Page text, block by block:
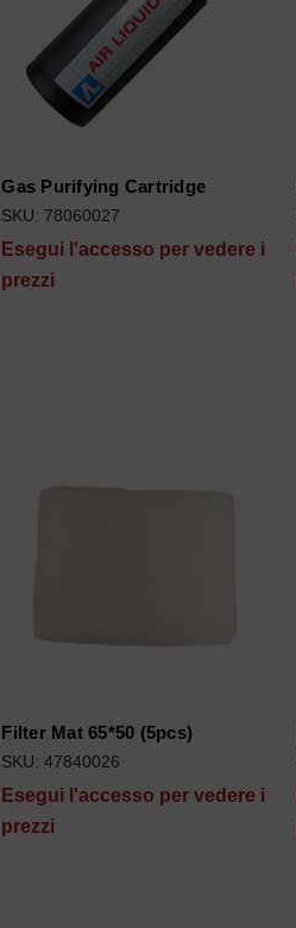
Gas Purifying Cartridge
SKU: 78060027
Esegui l'accesso per vedere i
prezzi
Filter Mat 65*50 (5pcs)
SKU: 47840026
Esegui l'accesso per vedere i
prezzi